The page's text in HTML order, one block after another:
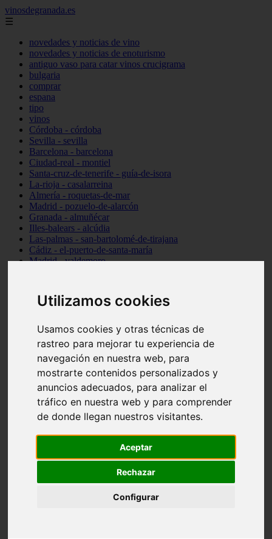
Utilizamos cookies
Usamos cookies y otras técnicas de
rastreo para mejorar tu experiencia de
navegación en nuestra web, para
mostrarte contenidos personalizados y
anuncios adecuados, para analizar el
tráfico en nuestra web y para comprender
de donde llegan nuestros visitantes.
Aceptar
Rechazar
Configurar
vinosdegranada.es
☰
novedades y noticias de vino
novedades y noticias de enoturismo
antiguo vaso para catar vinos crucigrama
bulgaria
comprar
espana
tipo
vinos
Córdoba - córdoba
Sevilla - sevilla
Barcelona - barcelona
Ciudad-real - montiel
Santa-cruz-de-tenerife - guía-de-isora
La-rioja - casalarreina
Almería - roquetas-de-mar
Madrid - pozuelo-de-alarcón
Granada - almuñécar
Illes-balears - alcúdia
Las-palmas - san-bartolomé-de-tirajana
Cádiz - el-puerto-de-santa-maría
Madrid - valdemoro
Cantabria - suances
Sevilla - bormujos
Málaga - júzcar
Huesca - alquézar
Huesca - castejón-de-sos
Lleida - alt-àneu
Córdoba - almedinilla
Navarra - zangoza
Cantabria - arenas-de-iguña
Barcelona - la-pobla-de-lillet
Murcia - cartagena
Madrid - nuevo-baztán